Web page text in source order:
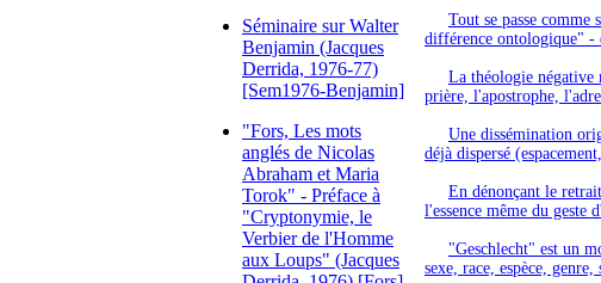
Séminaire sur Walter
Benjamin (Jacques
Derrida, 1976-77)
[Sem1976-Benjamin]
"Fors, Les mots
anglés de Nicolas
Abraham et Maria
Torok" - Préface à
"Cryptonymie, le
Verbier de l'Homme
aux Loups" (Jacques
Tout se passe
différence ontologique" -
La théologie négative
prière, l'apostrophe,
Une dissémination
déjà dispersé
En dénonçant le
l'essence même du geste
"Geschlecht" est un
sexe, race, espèce,